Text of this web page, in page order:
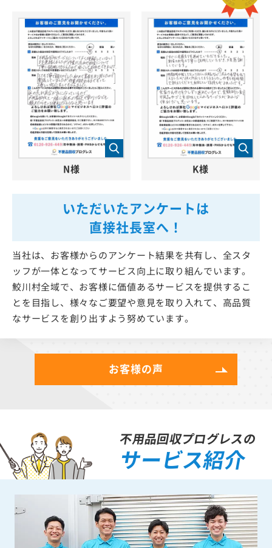
いただいたアンケートは
直接社長室へ！
当社は、お客様からのアンケート結果を共有し、全スタ
ッフが一体となってサービス向上に取り組んでいます。
鮫川村全域で、お客様に価値あるサービスを提供するこ
とを目指し、様々なご要望や意見を取り入れて、高品質
なサービスを創り出すよう努めています。
N様 K様
お客様の声
不用品回収プログレスの
サービス紹介